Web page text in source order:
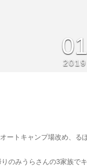
2019
ートキャンプ場改め、る
のみうらさんの3家族でキ